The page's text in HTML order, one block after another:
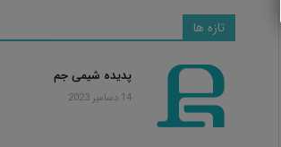
تازه ها
پدیده شیمی جم
14 دسامبر 2023